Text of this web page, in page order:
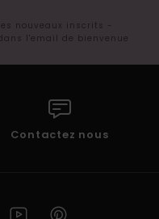
nouveaux inscrits -
l'email de bienvenue
Contactez nous